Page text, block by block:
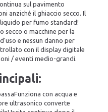
sul pavimento
anziché il ghiaccio secco. Il
per fumo standard!
secco o macchine per la
e nessun danno per
con il display digitale
/ eventi medio-grandi.
con acqua e
ultrasonico converte